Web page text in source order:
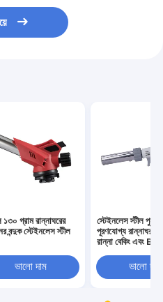
১৩০ গ্রাম রান্নাঘরের
বন্দুক স্টেইনলেস স্টীল
ভালো দাম
স্টেইনলেস স্টীল
পূরণযোগ্য রান্নাঘর টর্চ
রান্না বেকিং এবং Bbq
ভালো দাম